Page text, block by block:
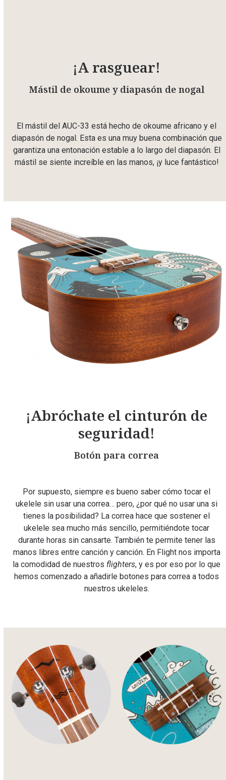
¡A rasguear!
Mástil de okoume y diapasón de nogal
El mástil del AUC-33 está hecho de okoume africano y el
diapasón de nogal. Esta es una muy buena combinación que
garantiza una entonación estable a lo largo del diapasón. El
mástil se siente increíble en las manos, ¡y luce fantástico!
¡Abróchate el cinturón de
seguridad!
Botón para correa
Por supuesto, siempre es bueno saber cómo tocar el
ukelele sin usar una correa… pero, ¿por qué no usar una si
tienes la posibilidad? La correa hace que sostener el
ukelele sea mucho más sencillo, permitiéndote tocar
durante horas sin cansarte. También te permite tener las
manos libres entre canción y canción. En Flight nos importa
la comodidad de nuestros flighters, y es por eso por lo que
hemos comenzado a añadirle botones para correa a todos
nuestros ukeleles.